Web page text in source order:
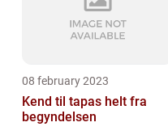
08 february 2023
Kend til tapas helt fra
begyndelsen